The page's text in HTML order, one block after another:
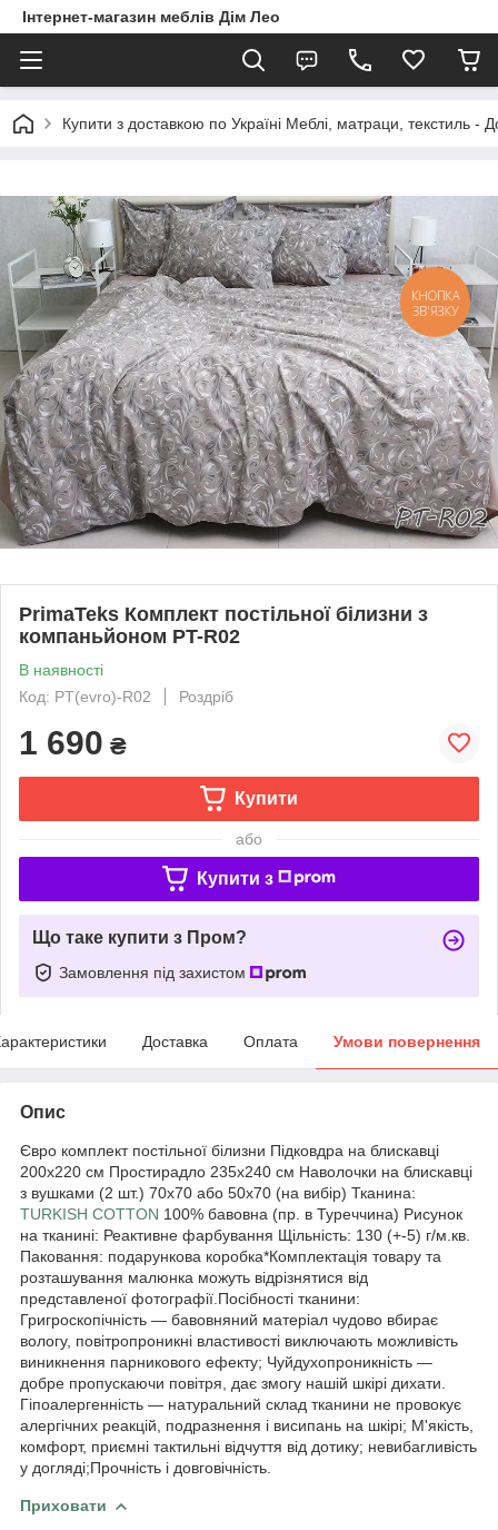
Інтернет-магазин меблів Дім Лео
Купити з доставкою по Україні Меблі, матраци, текстиль -
PrimaTeks Комплект постільної білизни з
компаньйоном PT-R02
В наявності
Код: PT(evro)-R02
Роздріб
1 690 ₴
Купити
або
Купити з
Що таке купити з Пром?
Замовлення під захистом
Доставка Оплата Умови повернення
Опис
Євро комплект постільної білизни Підковдра на блискавці
200x220 см Простирадло 235x240 см Наволочки на блискавці
з вушками (2 шт.) 70x70 або 50x70 (на вибір) Тканина:
TURKISH COTTON 100% бавовна (пр. в Туреччина) Рисунок
на тканині: Реактивне фарбування Щільність: 130 (+-5) г/м.кв.
Паковання: подарункова коробка*Комплектація товару та
розташування малюнка можуть відрізнятися від
представленої фотографії.Посібності тканини:
Григроскопічність — бавовняний матеріал чудово вбирає
вологу, повітропроникні властивості виключають можливість
виникнення парникового ефекту; Чуйдухопроникність —
добре пропускаючи повітря, дає змогу нашій шкірі дихати.
Гіпоалергенність — натуральний склад тканини не провокує
алергічних реакцій, подразнення і висипань на шкірі; М'якість,
комфорт, приємні тактильні відчуття від дотику; невибагливість
у догляді;Прочність і довговічність.
Приховати
КНОПКА
ЗВ'ЯЗКУ